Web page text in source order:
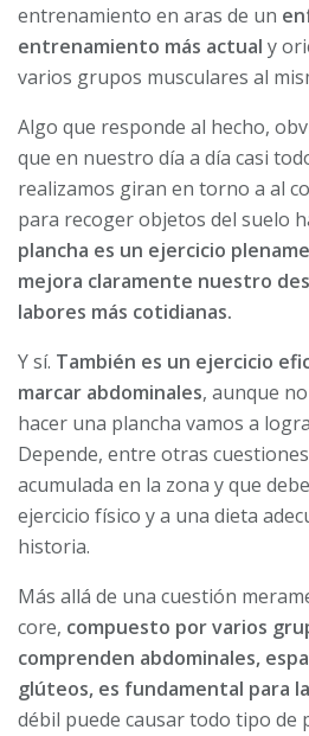
entrenamiento en aras de un
entrenamiento más actual y
varios grupos musculares al
Algo que responde al hecho,
que en nuestro día a día casi
realizamos giran en torno a al
para recoger objetos del suelo
plancha es un ejercicio
mejora claramente nuestro
labores más cotidianas.
Y sí. También es un ejercicio
marcar abdominales, aunque
hacer una plancha vamos a
Depende, entre otras
acumulada en la zona y que
ejercicio físico y a una dieta
historia.
Más allá de una cuestión
core, compuesto por varios
comprenden abdominales,
glúteos, es fundamental para
débil puede causar todo tipo de